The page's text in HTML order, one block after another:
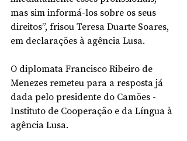
mas sim informá-los sobre os seus
direitos”, frisou Teresa Duarte Soares,
em declarações à agência Lusa.
O diplomata Francisco Ribeiro de
Menezes remeteu para a resposta já
dada pelo presidente do Camões -
Instituto de Cooperação e da Língua à
agência Lusa.